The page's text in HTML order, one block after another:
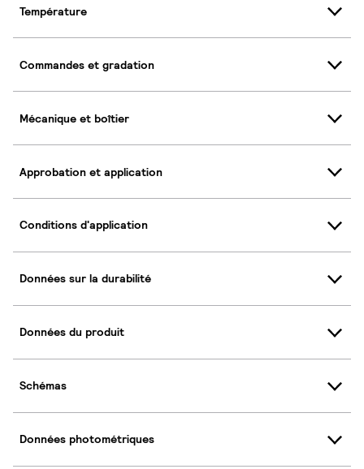
Température
Commandes et gradation
Mécanique et boîtier
Approbation et application
Conditions d'application
Données sur la durabilité
Données du produit
Schémas
Données photométriques